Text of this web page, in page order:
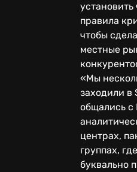
установить
правила
чтобы
местные
«Мы
заходили в
общались с
центрах,
группах,
буквально